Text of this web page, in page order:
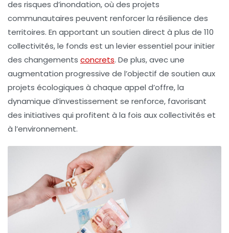
des risques d’inondation, où des projets
communautaires peuvent renforcer la résilience des
territoires. En apportant un soutien direct à plus de 110
collectivités, le fonds est un levier essentiel pour initier
des changements concrets. De plus, avec une
augmentation progressive de l’objectif de soutien aux
projets écologiques à chaque appel d’offre, la
dynamique d’investissement se renforce, favorisant
des initiatives qui profitent à la fois aux collectivités et
à l’environnement.